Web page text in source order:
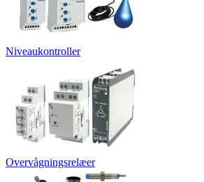
Niveaukontroller
Overvågningsrelæer